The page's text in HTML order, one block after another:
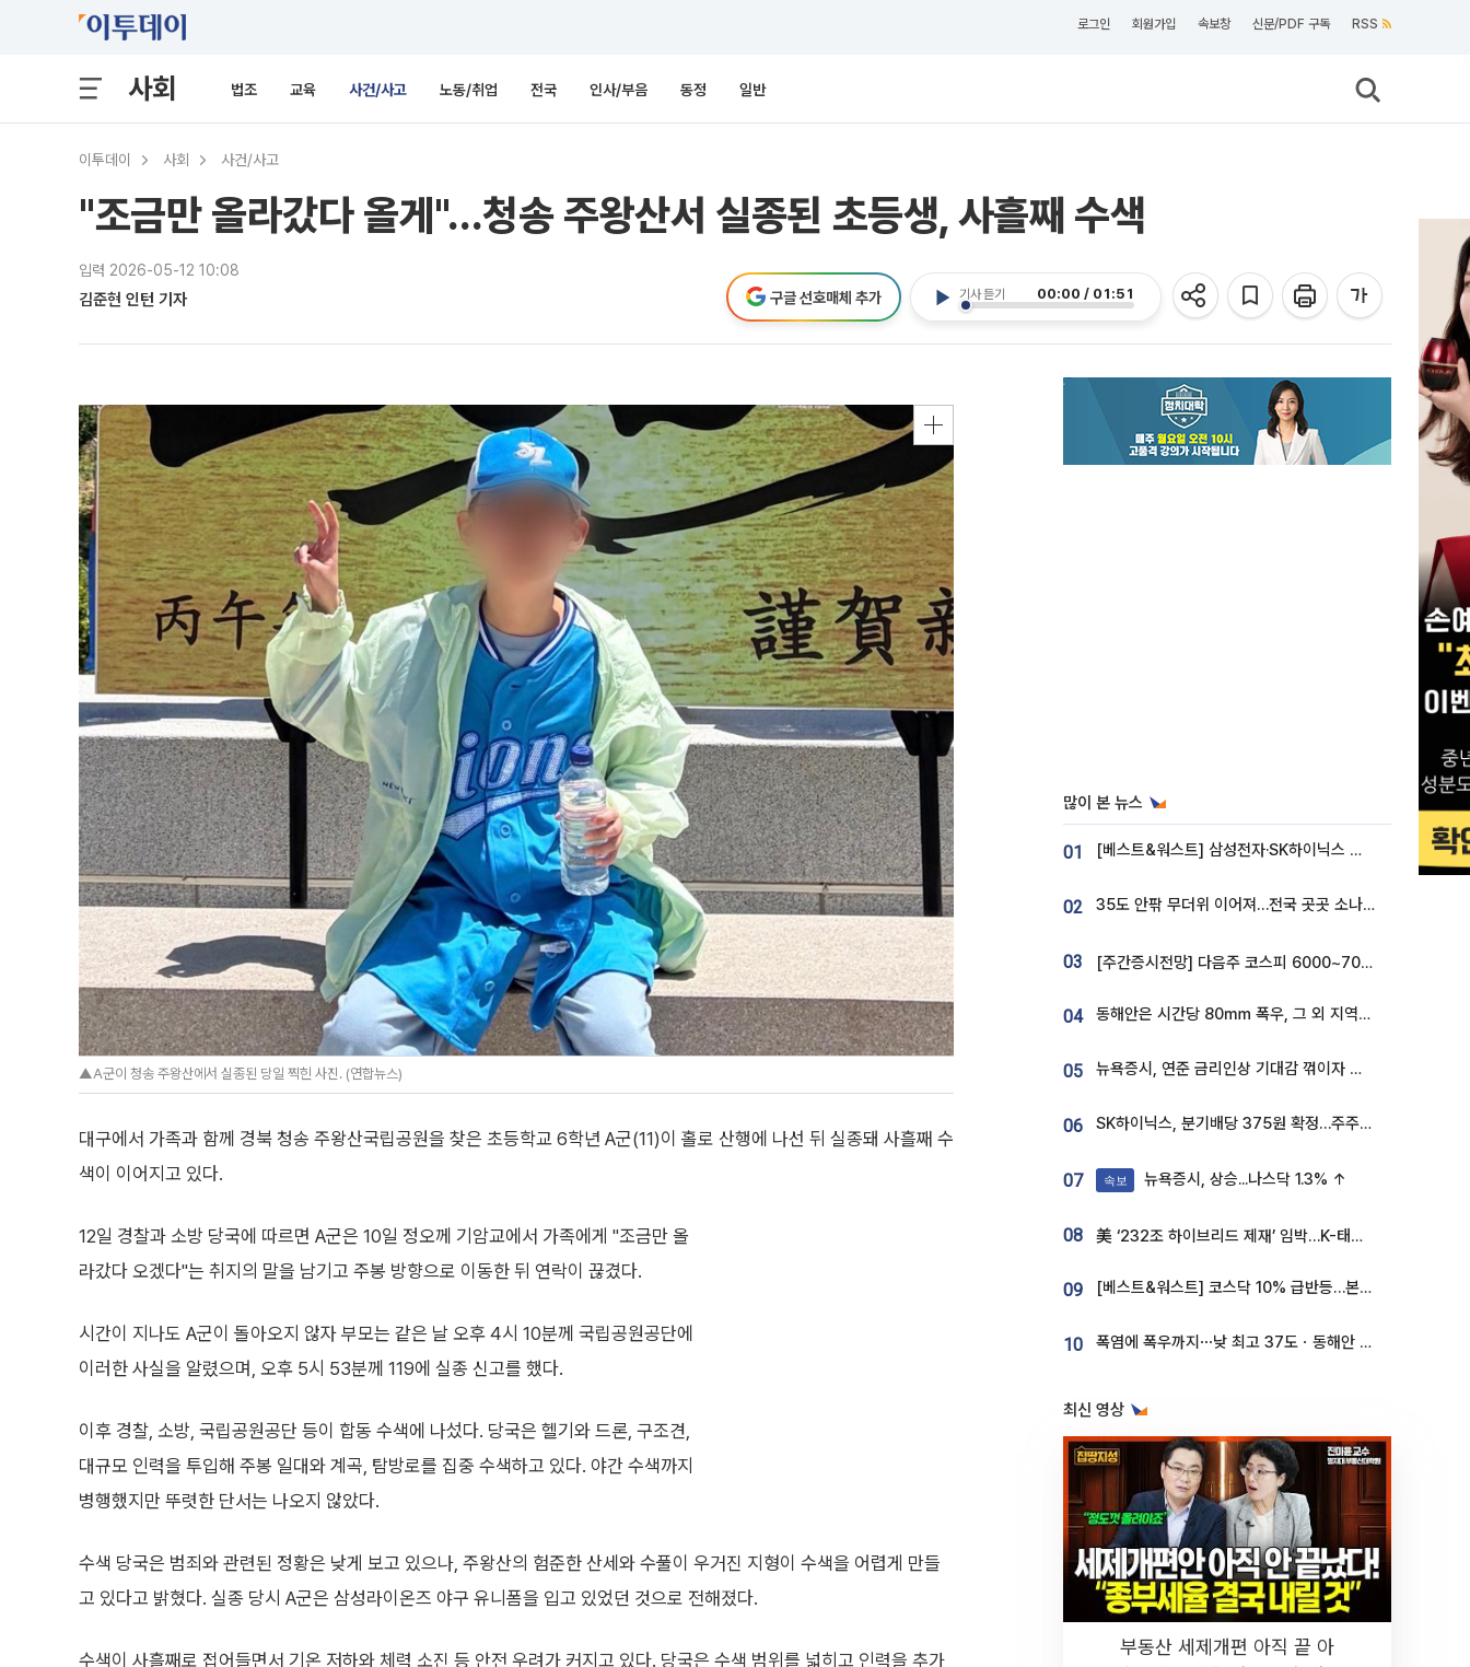
로그인 회원가입 속보창 신문/PDF 구독 RSS
사회 법조 교육 사건/사고 노동/취업 전국 인사/부음 동정 일반
이투데이 사회 사건/사고
"조금만 올라갔다 올게"…청송 주왕산서 실종된 초등생, 사흘째 수색
입력 2026-05-12 10:08
김준현 인턴 기자 기사 듣기 00:00 / 01:51
구글 선호매체 추가
▲A군이 청송 주왕산에서 실종된 당일 찍힌 사진. (연합뉴스)
대구에서 가족과 함께 경북 청송 주왕산국립공원을 찾은 초등학교 6학년 A군(11)이 홀로 산행에 나선 뒤 실종돼 사흘째 수
색이 이어지고 있다.
12일 경찰과 소방 당국에 따르면 A군은 10일 정오께 기암교에서 가족에게 "조금만 올
라갔다 오겠다"는 취지의 말을 남기고 주봉 방향으로 이동한 뒤 연락이 끊겼다.
시간이 지나도 A군이 돌아오지 않자 부모는 같은 날 오후 4시 10분께 국립공원공단에
이러한 사실을 알렸으며, 오후 5시 53분께 119에 실종 신고를 했다.
이후 경찰, 소방, 국립공원공단 등이 합동 수색에 나섰다. 당국은 헬기와 드론, 구조견,
대규모 인력을 투입해 주봉 일대와 계곡, 탐방로를 집중 수색하고 있다. 야간 수색까지
병행했지만 뚜렷한 단서는 나오지 않았다.
수색 당국은 범죄와 관련된 정황은 낮게 보고 있으나, 주왕산의 험준한 산세와 수풀이 우거진 지형이 수색을 어렵게 만들
고 있다고 밝혔다. 실종 당시 A군은 삼성라이온즈 야구 유니폼을 입고 있었던 것으로 전해졌다.
수색이 사흘째로 접어들면서 기온 저하와 체력 소진 등 안전 우려가 커지고 있다. 당국은 수색 범위를 넓히고 인력을 추가
많이 본 뉴스
01 [베스트&워스트] 삼성전자·SK하이닉스 밀린 한 주…상상인증권은 85% 급등
02 35도 안팎 무더위 이어져…전국 곳곳 소나기 [오늘 날씨]
03 [주간증시전망] 다음주 코스피 6000~7000⋯“外人 수급은 정책이 변수”
04 동해안은 시간당 80㎜ 폭우, 그 외 지역은 폭염…‘극과 극 날씨’
05 뉴욕증시, 연준 금리인상 기대감 꺾이자 상승...S&P500 사상 최고치 [종합]
06 SK하이닉스, 분기배당 375원 확정…주주환원책 9월로 앞당겨 발표
07 속보 뉴욕증시, 상승...나스닥 1.3% ↑
08 美 ‘232조 하이브리드 제재’ 임박…K-태양광, 불확실성 털고 날개 다나
09 [베스트&워스트] 코스닥 10% 급반등…본느, 최대주주 변경 기대에 270% 폭등
10 폭염에 폭우까지⋯낮 최고 37도ㆍ동해안 강한 비 [날씨]
최신 영상
부동산 세제개편 아직 끝 아